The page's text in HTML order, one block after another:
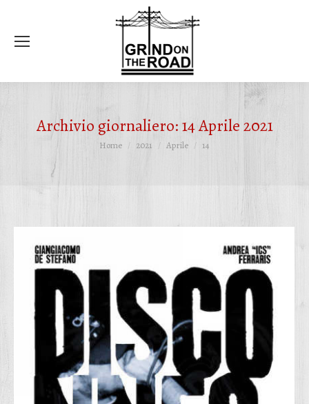
Archivio giornaliero:14 Aprile 2021
Tu sei qui:
Home 2021 Aprile 14